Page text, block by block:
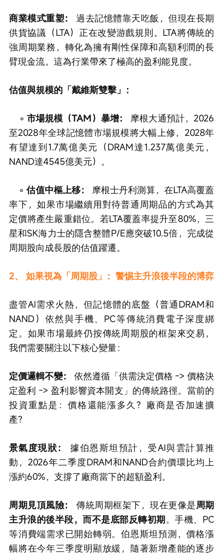
商業模式重塑：
過去記憶體靠天吃飯，但現在長期
供貨協議（LTA）正在改變游戲規則。LTA將傳統的
強周期業務，轉化為擁有剛性保障和高額利潤的長
臂現金流，這為行業帶來了極高的盈利能見度。
估值與規模的「戴維斯雙擊」：
◦ 市場規模（TAM）暴增：
摩根大通預計，2026
至2028年全球記憶體市場規模將大幅上修，2028年
有望達到1.7萬億美元（DRAM達1.237萬億美元，
NAND達4545億美元）。
◦ 估值中樞上移：
摩根士丹利測算，在LTA高覆蓋
率下，如果市場繼續用對待普通周期品的方式為其
定價將產生嚴重錯位。若LTA覆蓋率提升至80%，三
星和SK海力士的隱含整體P/E應突破10.5倍，完成從
周期股向成長股的估值躍遷。
2、 如果視為「周期股」：警惕主升浪後半段的博弈
盡管AI需求火熱，但記憶體的底盤（普通DRAM和
NAND）依然與手機、PC等傳統消費電子深度綁
定。如果市場最終仍按傳統周期股的框架來交易，
我們需要關注以下核心變量：
定價邏輯不變：
依然遵循「供需決定價格 -> 價格決
定盈利 -> 盈利影響資本開支」的傳統路徑。當前的
投資重點是：價格還能漲多久？廠商是否加速擴
產？
景氣度現狀：
據伯恩斯坦預計，受AI與雲計算推
動，2026年二季度DRAM和NAND合約價環比均上
漲約60%，支撐了廠商當下的超額盈利。
周期見頂風險： 傳統周期框架下，現在更像是周期
主升浪的後半段，而不是底部反轉初期。手機、PC
等消費端需求已開始轉弱。伯恩斯坦預測，價格漲
幅將在今年三季度明顯放緩，隨著新增產能的逐步